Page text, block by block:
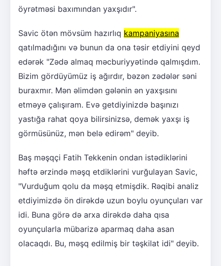
öyrətməsi baxımından yaxşıdır".
Savic ötən mövsüm hazırlıq kampaniyasına
qatılmadığını və bunun da ona təsir etdiyini qeyd
edərək "Zədə almaq məcburiyyətində qalmışdım.
Bizim gördüyümüz iş ağırdır, bəzən zədələr səni
buraxmır. Mən əlimdən gələnin ən yaxşısını
etməyə çalışıram. Evə getdiyinizdə başınızı
yastığa rahat qoya bilirsinizsə, demək yaxşı iş
görmüsünüz, mən belə edirəm" deyib.
Baş məşqçi Fatih Tekkenin ondan istədiklərini
həftə ərzində məşq etdiklərini vurğulayan Savic,
"Vurduğum qolu da məşq etmişdik. Rəqibi analiz
etdiyimizdə ön dirəkdə uzun boylu oyunçuları var
idi. Buna görə də arxa dirəkdə daha qısa
oyunçularla mübarizə aparmaq daha asan
olacaqdı. Bu, məşq edilmiş bir təşkilat idi" deyib.